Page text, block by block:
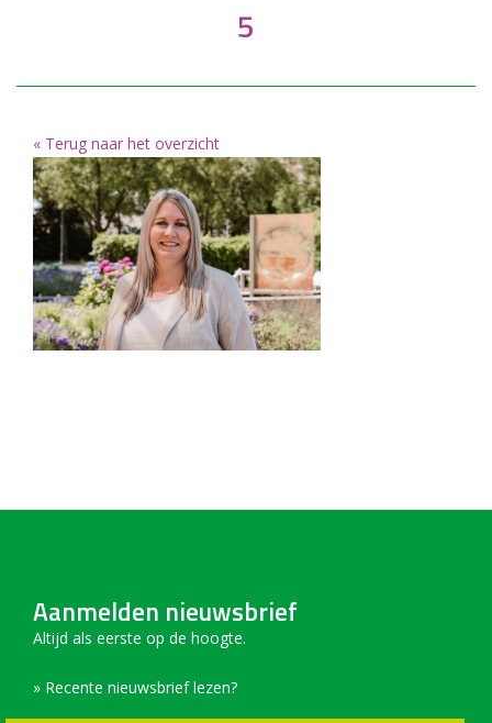
5
« Terug naar het overzicht
Aanmelden nieuwsbrief
Altijd als eerste op de hoogte.
» Recente nieuwsbrief lezen?